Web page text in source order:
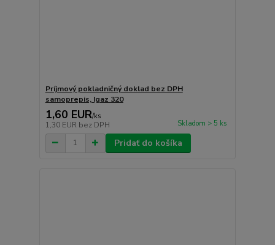
Príjmový pokladničný doklad bez DPH
samoprepis, Igaz 320
1,60 EUR/ks
1,30 EUR bez DPH Skladom > 5 ks
Pridať do košíka